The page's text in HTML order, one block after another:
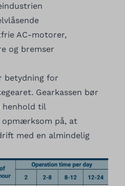
AC-motorer,
og bremser
betydning for
Gearkassen bør
henhold til
opmærksom på, at
med en almindelig